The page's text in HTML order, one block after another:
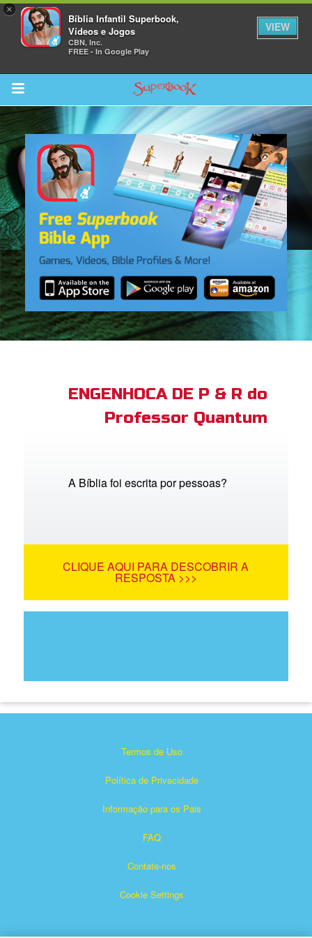
×
Bíblia Infantil Superbook,
Vídeos e Jogos
CBN, Inc.
FREE - In Google Play
VIEW
Return to Content
Bible App
ENGENHOCA DE P & R do
Professor Quantum
A Bíblia foi escrita por pessoas?
CLIQUE AQUI PARA DESCOBRIR A
RESPOSTA >>>
Termos de Uso
Política de Privacidade
Informação para os Pais
FAQ
Contate-nos
Cookie Settings